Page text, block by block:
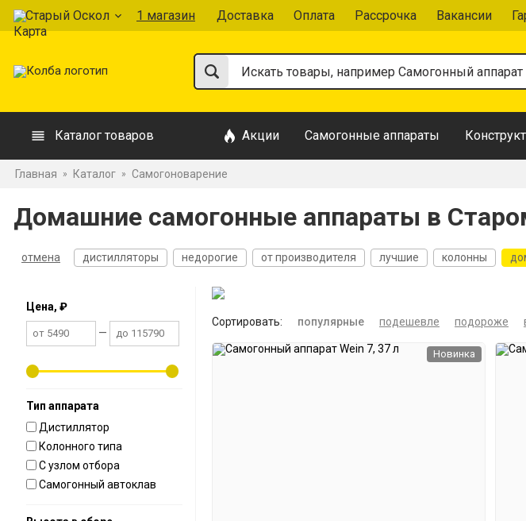
Старый Оскол 1 магазин Доставка Оплата Рассрочка Вакансии
Каталог товаров Акции Самогонные аппараты
Главная » Каталог » Самогоноварение
Домашние самогонные аппараты в
отмена дистилляторы недорогие от производителя лучшие колонны
Цена, ₽
—
Тип аппарата
Дистиллятор
Колонного типа
С узлом отбора
Самогонный автоклав
Сортировать: популярные подешевле подороже
Новинка